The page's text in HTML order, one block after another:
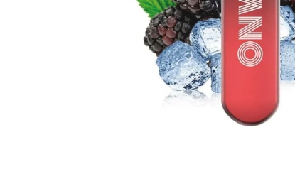
VENIX PRO CAPPUCINO-X
169 Kč